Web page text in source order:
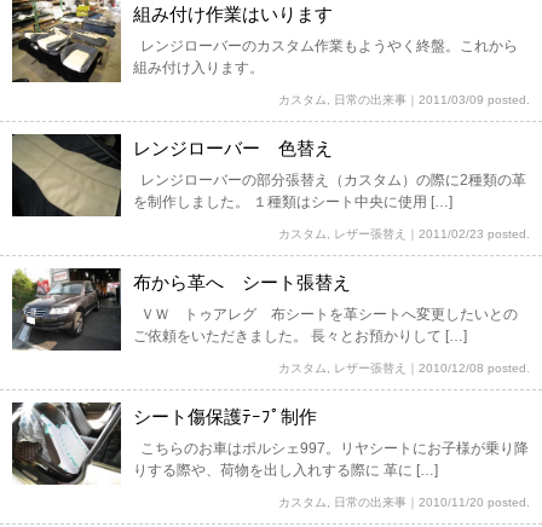
組み付け作業はいります
レンジローバーのカスタム作業もようやく終盤。これから
組み付け入ります。
カスタム 日常の出来事 2011/03/09 posted.
レンジローバー 色替え
レンジローバーの部分張替え（カスタム）の際に2種類の革
を制作しました。 １種類はシート中央に使用 […]
カスタム レザー張替え 2011/02/23 posted.
布から革へ シート張替え
ＶＷ トゥアレグ 布シートを革シートへ変更したいとの
ご依頼をいただきました。 長々とお預かりして […]
カスタム レザー張替え 2010/12/08 posted.
シート傷保護ﾃｰﾌﾟ制作
こちらのお車はポルシェ997。リヤシートにお子様が乗り降
りする際や、荷物を出し入れする際に 革に […]
カスタム 日常の出来事 2010/11/20 posted.